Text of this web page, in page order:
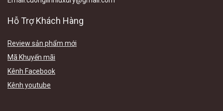
Hỗ Trợ Khách Hàng
Review sản phẩm mới
Mã Khuyến mãi
Kênh Facebook
Kênh youtube